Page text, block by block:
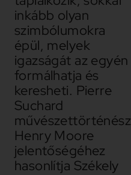
inkább olyan
szimbólumokra
épül, melyek
igazságát az egyén
formálhatja és
keresheti. Pierre
Suchard
művészettörténész
Henry Moore
jelentőségéhez
hasonlítja Székely